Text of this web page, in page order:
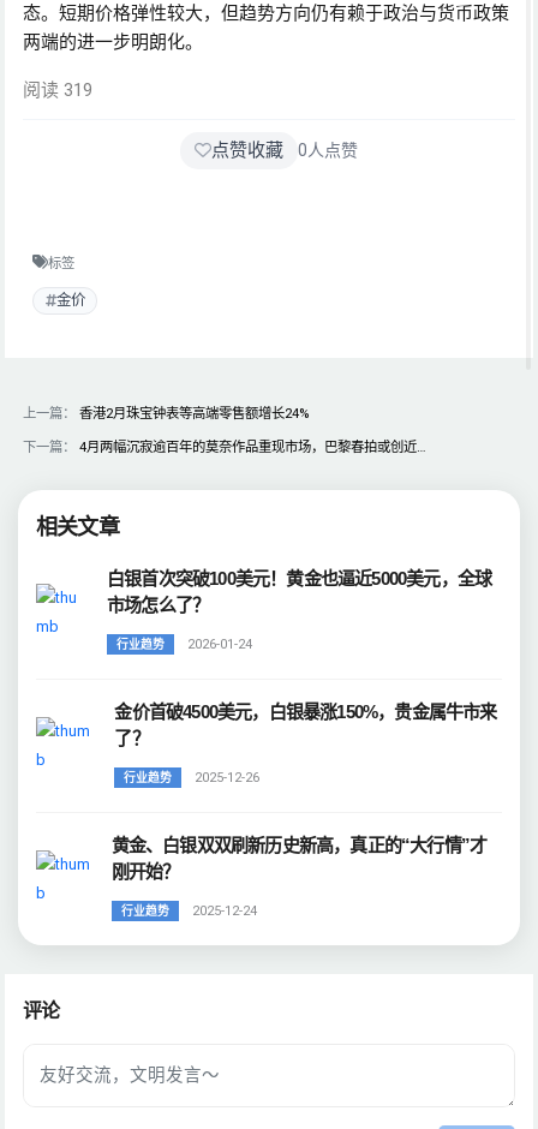
态。短期价格弹性较大，但趋势方向仍有赖于政治与货币政策
两端的进一步明朗化。
阅读 319
点赞收藏 0人点赞
标签
金价
上一篇：
香港2月珠宝钟表等高端零售额增长24%
下一篇：
4月两幅沉寂逾百年的莫奈作品重现市场，巴黎春拍或创近…
相关文章
白银首次突破100美元！黄金也逼近5000美元，全球
市场怎么了？
行业趋势 2026-01-24
金价首破4500美元，白银暴涨150%，贵金属牛市来
了？
行业趋势 2025-12-26
黄金、白银双双刷新历史新高，真正的“大行情”才
刚开始？
行业趋势 2025-12-24
评论